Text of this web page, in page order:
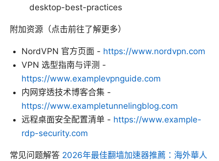
desktop-best-practices
附加资源（点击前往了解更多）
NordVPN 官方页面 - https://www.nordvpn.com
VPN 选型指南与评测 -
https://www.examplevpnguide.com
内网穿透技术博客合集 -
https://www.exampletunnelingblog.com
远程桌面安全配置清单 - https://www.example-
rdp-security.com
常见问题解答 2026年最佳翻墙加速器推薦：海外華人